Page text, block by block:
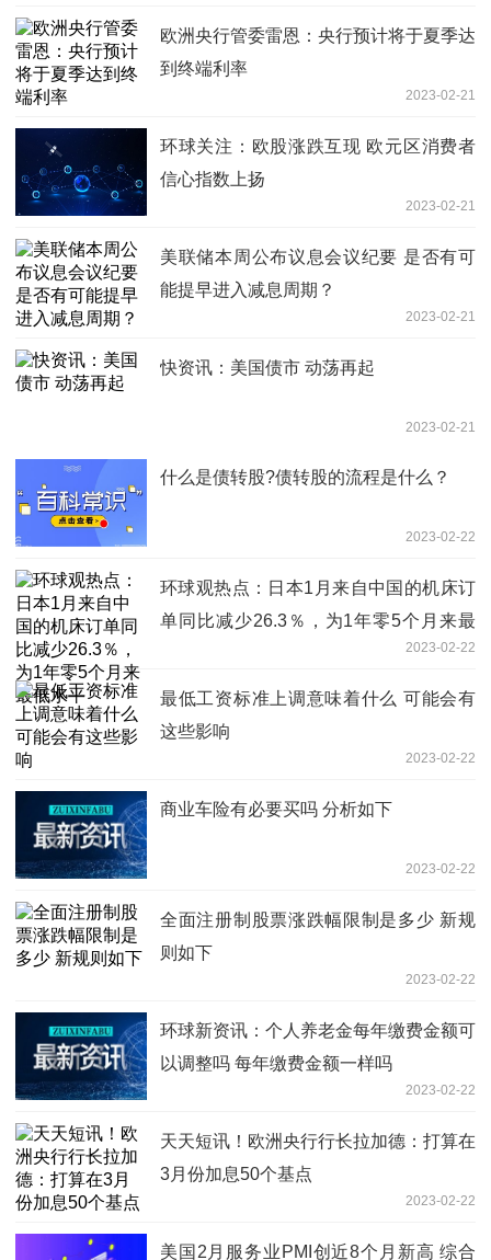
欧洲央行管委雷恩：央行预计将于夏季达
到终端利率
2023-02-21
环球关注：欧股涨跌互现 欧元区消费者
信心指数上扬
2023-02-21
美联储本周公布议息会议纪要 是否有可
能提早进入减息周期？
2023-02-21
快资讯：美国债市 动荡再起
2023-02-21
什么是债转股?债转股的流程是什么？
2023-02-22
环球观热点：日本1月来自中国的机床订
单同比减少26.3％，为1年零5个月来最
2023-02-22
最低工资标准上调意味着什么 可能会有
这些影响
2023-02-22
商业车险有必要买吗 分析如下
2023-02-22
全面注册制股票涨跌幅限制是多少 新规
则如下
2023-02-22
环球新资讯：个人养老金每年缴费金额可
以调整吗 每年缴费金额一样吗
2023-02-22
天天短讯！欧洲央行行长拉加德：打算在
3月份加息50个基点
2023-02-22
美国2月服务业PMI创近8个月新高 综合